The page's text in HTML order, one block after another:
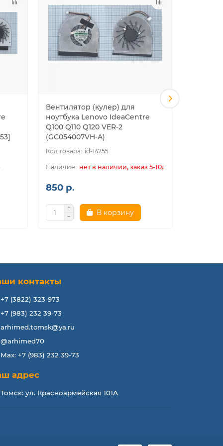
Вентилятор (кулер) для
ноутбука Lenovo IdeaCentre
Q100 Q110 Q120 VER-2
(GC054007VH-A)
id-14755
нет в наличии, заказ 5-10дн.
850 р.
В корзину
контакты
+7 (3822) 323-973
+7 (983) 232 39-73
arhimed.tomsk@ya.ru
@arhimed70
Max: +7 (983) 232 39-73
адрес
Томск: ул. Красноармейская 101А